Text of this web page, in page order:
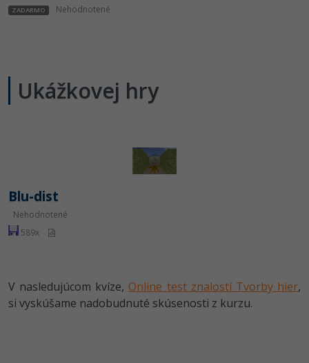
ZADARMO Nehodnotené
Ukážkovej hry
Blu-dist
Nehodnotené
589x
V nasledujúcom kvíze, Online test znalostí Tvorby hier,
si vyskúšame nadobudnuté skúsenosti z kurzu.